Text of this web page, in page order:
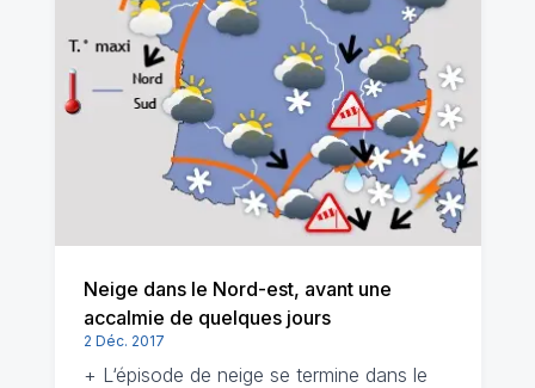
Neige dans le Nord-est, avant une
accalmie de quelques jours
2 Déc. 2017
+ L‘épisode de neige se termine dans le